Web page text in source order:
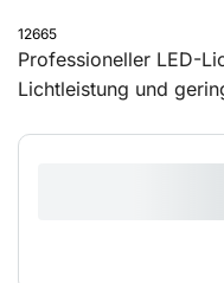
12665
Professioneller LED-
Lichtleistung und
Gerüsten,